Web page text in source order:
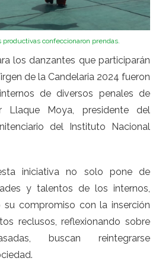
productivas confeccionaron prendas.
los danzantes que participarán
de la Candelaria 2024 fueron
de diversos penales de
Llaque Moya, presidente del
del Instituto Nacional
iniciativa no solo pone de
y talentos de los internos,
su compromiso con la inserción
reclusos, reflexionando sobre
buscan reintegrarse